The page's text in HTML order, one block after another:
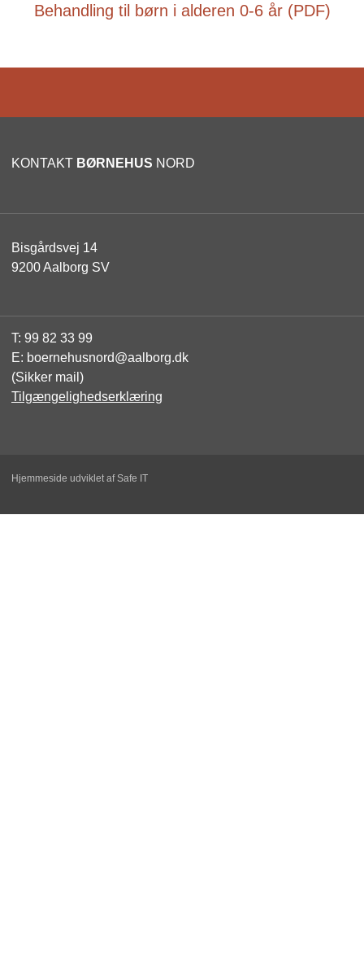
Behandling til børn i alderen 0-6 år (PDF)
KONTAKT BØRNEHUS NORD
Bisgårdsvej 14
9200 Aalborg SV
T: 99 82 33 99
E: boernehusnord@aalborg.dk
(Sikker mail)
Tilgængelighedserklæring
Hjemmeside udviklet af Safe IT